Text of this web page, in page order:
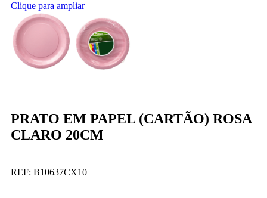
Clique para ampliar
PRATO EM PAPEL (CARTÃO) ROSA
CLARO 20CM
REF: B10637CX10